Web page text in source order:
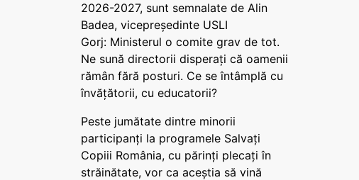
2026-2027, sunt semnalate de Alin
Badea, vicepreședinte USLI
Gorj: Ministerul o comite grav de tot.
Ne sună directorii disperați că oamenii
rămân fără posturi. Ce se întâmplă cu
învățătorii, cu educatorii?
Peste jumătate dintre minorii
participanți la programele Salvați
Copiii România, cu părinți plecați în
străinătate, vor ca aceștia să vină